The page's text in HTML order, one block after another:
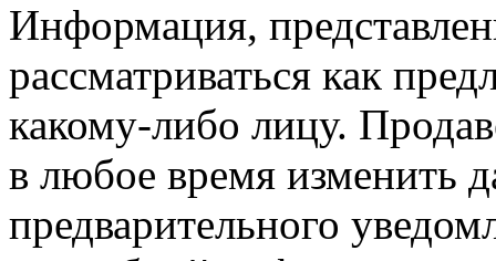
Информация,
рассматриваться как
какому-либо лицу.
в любое время изменить
предварительного